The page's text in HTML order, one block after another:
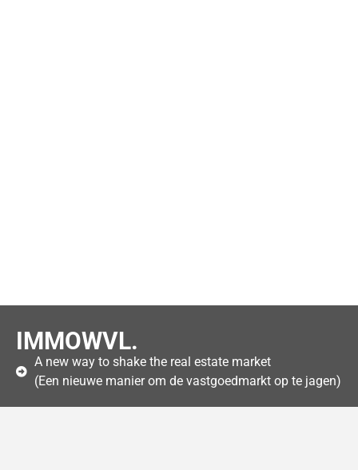
IMMOWVL.
A new way to shake the real estate market
(Een nieuwe manier om de vastgoedmarkt op te jagen)